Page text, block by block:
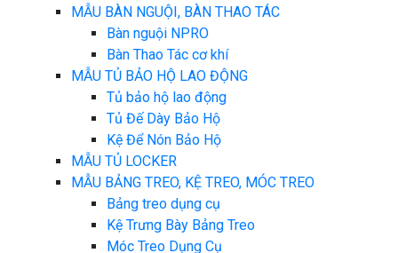
MẪU BÀN NGUỘI, BÀN THAO TÁC
Bàn nguội NPRO
Bàn Thao Tác cơ khí
MẪU TỦ BẢO HỘ LAO ĐỘNG
Tủ bảo hộ lao động
Tủ Đế Dày Bảo Hộ
Kệ Để Nón Bảo Hộ
MẪU TỦ LOCKER
MẪU BẢNG TREO, KỆ TREO, MÓC TREO
Bảng treo dụng cụ
Kệ Trưng Bày Bảng Treo
Móc Treo Dụng Cụ